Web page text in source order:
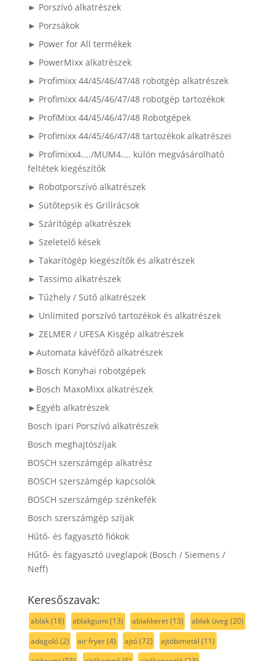
► Porszívó alkatrészek
► Porzsákok
► Power for All termékek
► PowerMixx alkatrészek
► Profimixx 44/45/46/47/48 robotgép alkatrészek
► Profimixx 44/45/46/47/48 robotgép tartozékok
► ProfiMixx 44/45/46/47/48 Robotgépek
► Profimixx 44/45/46/47/48 tartozékok alkatrészei
► Profimixx4..../MUM4.... külön megvásárolható
feltétek kiegészítők
► Robotporszívó alkatrészek
► Sütőtepsik és Grillrácsok
► Szárítógép alkatrészek
► Szeletelő kések
► Takarítógép kiegészítők és alkatrészek
► Tassimo alkatrészek
► Tűzhely / Sütő alkatrészek
► Unlimited porszívó tartozékok és alkatrészek
► ZELMER / UFESA Kisgép alkatrészek
►Automata kávéfőző alkatrészek
►Bosch Konyhai robotgépek
►Bosch MaxoMixx alkatrészek
►Egyéb alkatrészek
Bosch Ipari Porszívó alkatrészek
Bosch meghajtószíjak
BOSCH szerszámgép alkatrész
BOSCH szerszámgép kapcsolók
BOSCH szerszámgép szénkefék
Bosch szerszámgép szíjak
Hűtő- és fagyasztó fiókok
Hűtő- és fagyasztó üveglapok (Bosch / Siemens /
Neff)
Keresőszavak:
ablak(18) ablakgumi (13) ablakkeret(13) ablak üveg(20)
adagoló(2) air fryer(4) ajtó(72) ajtóbimetál (11)